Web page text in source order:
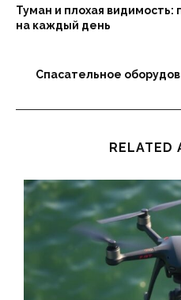
Туман и плохая видимость:
на каждый день
Спасательное
RELATED